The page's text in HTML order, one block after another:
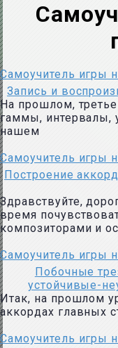
Самоучитель игры
Запись и
На прошлом,
гаммы, интервалы,
нашем
Самоучитель игры
Построение
Здравствуйте,
время
композиторами и
Самоучитель игры
Побочные
устойчивые-
Итак, на прошлом
аккордах главных
Самоучитель игры